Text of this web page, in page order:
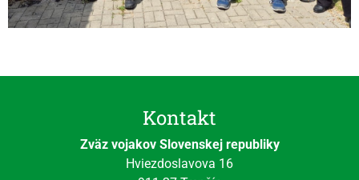
Kontakt
Zväz vojakov Slovenskej republiky
Hviezdoslavova 16